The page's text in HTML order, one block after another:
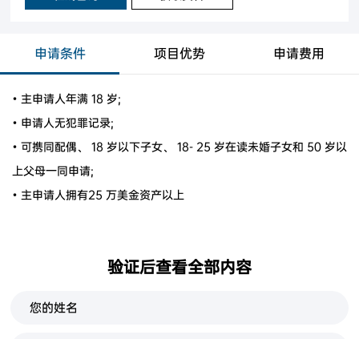
申请条件 项目优势 申请费用
• 主申请人年满 18 岁;
• 申请人无犯罪记录;
• 可携同配偶、 18 岁以下子女、 18- 25 岁在读未婚子女和 50 岁以
上父母一同申请;
• 主申请人拥有25 万美金资产以上
验证后查看全部内容